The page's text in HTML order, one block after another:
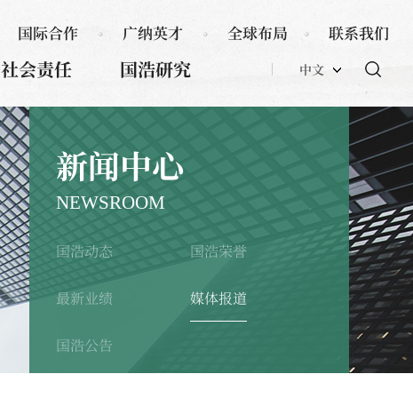
社会责任 国浩研究 中文
国际合作 广纳英才 全球布局 联系我们
新闻中心
NEWSROOM
国浩动态 国浩荣誉
最新业绩 媒体报道
国浩公告